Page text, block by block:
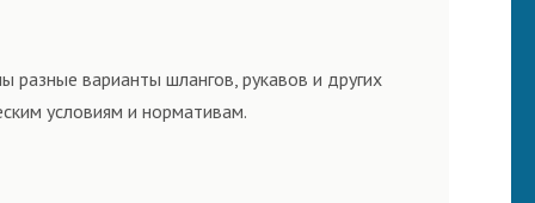
разные варианты шлангов, рукавов и других
условиям и нормативам.